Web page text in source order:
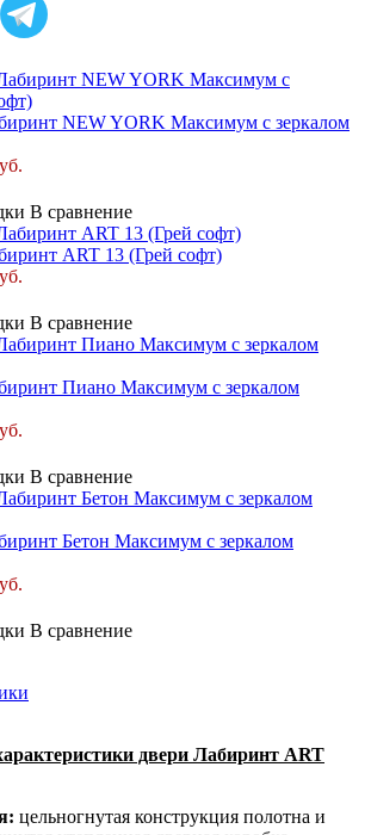
NEW YORK Максимум с зеркалом
В сравнение
ART 13 (Грей софт)
В сравнение
Пиано Максимум с зеркалом
В сравнение
Бетон Максимум с зеркалом
В сравнение
двери Лабиринт ART
цельногнутая конструкция полотна и